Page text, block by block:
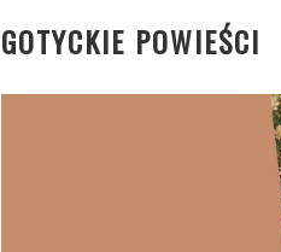
GOTYCKIE POWIEŚCI